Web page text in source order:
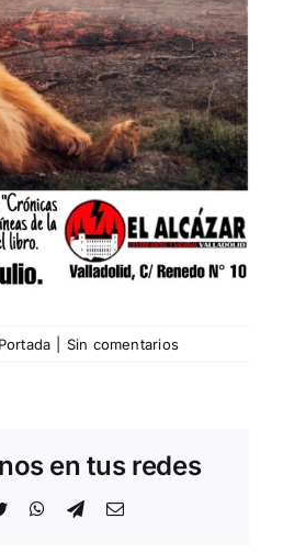
Portada Sin comentarios
en tus redes
Twitter WhatsApp
TelegramCorreo